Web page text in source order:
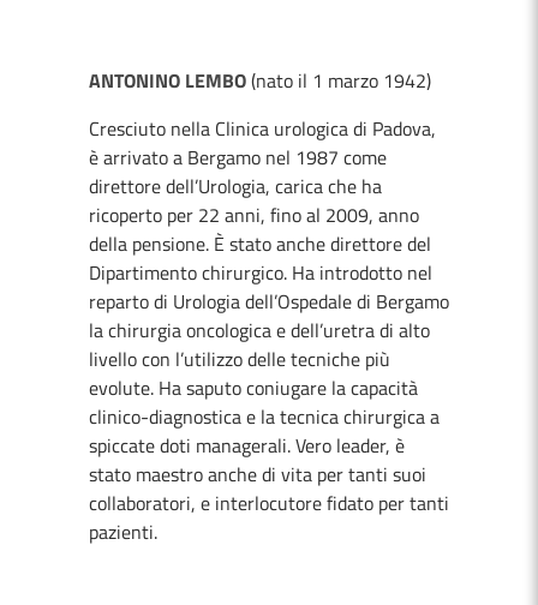
ANTONINO LEMBO(nato il 1 marzo 1942)
Cresciuto nella Clinica urologica di Padova,
è arrivato a Bergamo nel 1987 come
direttore dell’Urologia, carica che ha
ricoperto per 22 anni, fino al 2009, anno
della pensione. È stato anche direttore del
Dipartimento chirurgico. Ha introdotto nel
reparto di Urologia dell’Ospedale di Bergamo
la chirurgia oncologica e dell’uretra di alto
livello con l’utilizzo delle tecniche più
evolute. Ha saputo coniugare la capacità
clinico-diagnostica e la tecnica chirurgica a
spiccate doti managerali. Vero leader, è
stato maestro anche di vita per tanti suoi
collaboratori, e interlocutore fidato per tanti
pazienti.